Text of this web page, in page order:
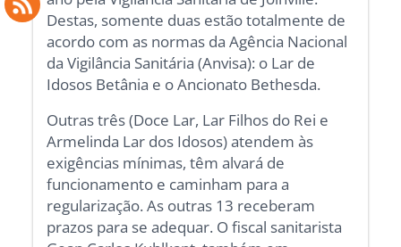
Destas, somente duas estão totalmente de
acordo com as normas da Agência Nacional
da Vigilância Sanitária (Anvisa): o Lar de
Idosos Betânia e o Ancionato Bethesda.
Outras três (Doce Lar, Lar Filhos do Rei e
Armelinda Lar dos Idosos) atendem às
exigências mínimas, têm alvará de
funcionamento e caminham para a
regularização. As outras 13 receberam
prazos para se adequar. O fiscal sanitarista